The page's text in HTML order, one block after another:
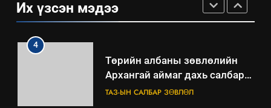
Их үзсэн мэдээ
4
Төрийн албаны зөвлөлийн
Архангай аймаг дахь салбар
зөвлөлийн 2025 оны үйл
ТАЗ-ЫН САЛБАР ЗӨВЛӨЛ